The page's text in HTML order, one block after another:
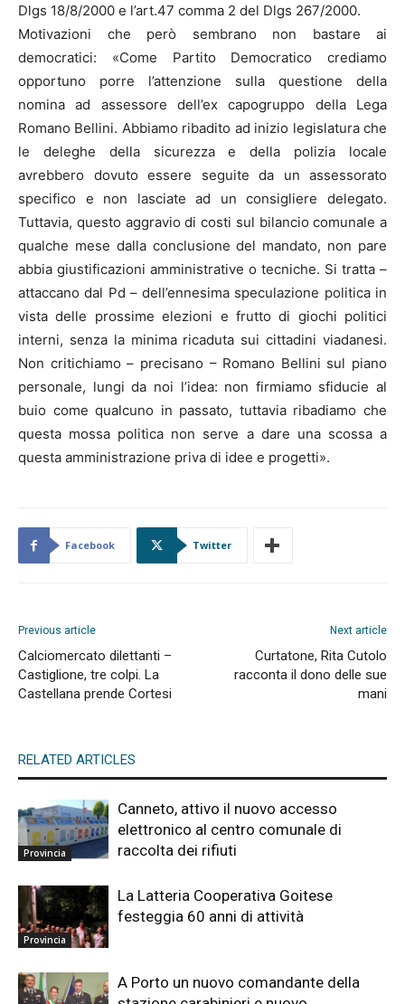
Dlgs 18/8/2000 e l’art.47 comma 2 del Dlgs 267/2000.
Motivazioni che però sembrano non bastare ai
democratici: «Come Partito Democratico crediamo
opportuno porre l’attenzione sulla questione della
nomina ad assessore dell’ex capogruppo della Lega
Romano Bellini. Abbiamo ribadito ad inizio legislatura che
le deleghe della sicurezza e della polizia locale
avrebbero dovuto essere seguite da un assessorato
specifico e non lasciate ad un consigliere delegato.
Tuttavia, questo aggravio di costi sul bilancio comunale a
qualche mese dalla conclusione del mandato, non pare
abbia giustificazioni amministrative o tecniche. Si tratta –
attaccano dal Pd – dell’ennesima speculazione politica in
vista delle prossime elezioni e frutto di giochi politici
interni, senza la minima ricaduta sui cittadini viadanesi.
Non critichiamo – precisano – Romano Bellini sul piano
personale, lungi da noi l’idea: non firmiamo sfiducie al
buio come qualcuno in passato, tuttavia ribadiamo che
questa mossa politica non serve a dare una scossa a
questa amministrazione priva di idee e progetti».
Facebook Twitter
Previous article
Calciomercato dilettanti –
Castiglione, tre colpi. La
Castellana prende Cortesi
Next article
Curtatone, Rita Cutolo
racconta il dono delle sue
mani
RELATED ARTICLES
Provincia
Canneto, attivo il nuovo accesso
elettronico al centro comunale di
raccolta dei rifiuti
Provincia
La Latteria Cooperativa Goitese
festeggia 60 anni di attività
A Porto un nuovo comandante della